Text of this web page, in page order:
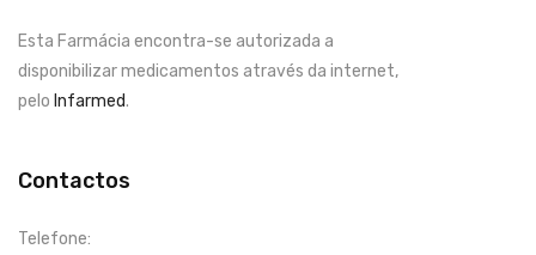
Esta Farmácia encontra-se autorizada a
disponibilizar medicamentos através da internet,
pelo Infarmed.
Contactos
Telefone: